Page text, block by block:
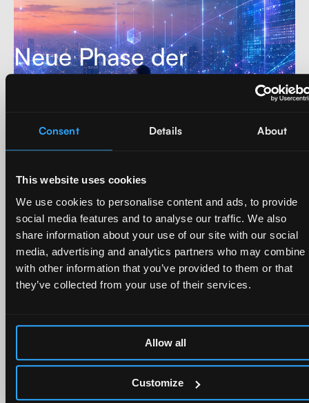
Consent Details About
This website uses cookies
We use cookies to personalise content and ads, to provide
social media features and to analyse our traffic. We also
share information about your use of our site with our social
media, advertising and analytics partners who may combine
with other information that you’ve provided to them or that
they’ve collected from your use of their services.
Allow all
Customize
Neue Phase der
Mehrwert im großen
Maßstab schaffen
Mehr lesen
Nachricht, Press releases